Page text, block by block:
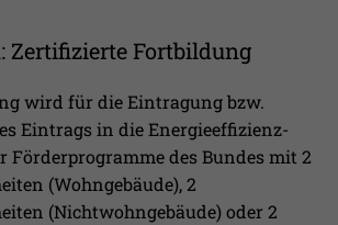
Zertifizierte Fortbildung
wird für die Eintragung bzw.
Eintrags in die Energieeffizienz-
Förderprogramme des Bundes mit 2
(Wohngebäude), 2
(Nichtwohngebäude) oder 2